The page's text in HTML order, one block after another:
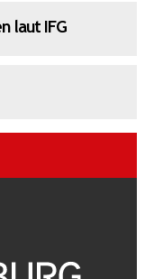
laut IFG